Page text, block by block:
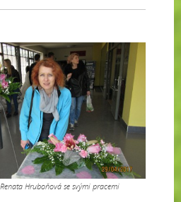
Hruboňová se svými pracemi